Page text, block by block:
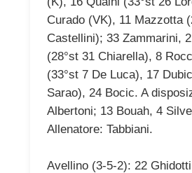
Curado (VK), 11 Mazzotta
Castellini); 33 Zammarini,
(28°st 31 Chiarella), 8
(33°st 7 De Luca), 17
Sarao), 24 Bocic. A
Albertoni; 13 Bouah, 4
Allenatore: Tabbiani.
Avellino (3-5-2): 22